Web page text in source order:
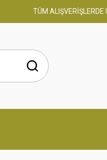
ALIŞVERİŞLERDE ÜCRETSİZ